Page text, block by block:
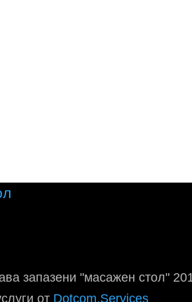
запазени "масажен стол"
от Dotcom.Services